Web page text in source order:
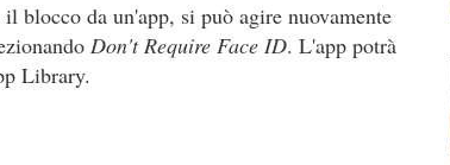
blocco da un'app, si può agire nuovamente
Don't Require Face ID. L'app potrà
Library.